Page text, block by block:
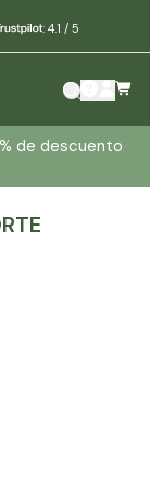
: 4.1 / 5
de descuento